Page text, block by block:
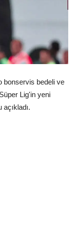
bonservis bedeli ve
Lig'in yeni